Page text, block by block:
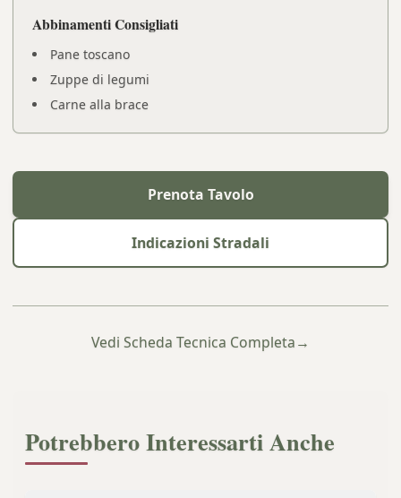
Abbinamenti Consigliati
Pane toscano
Zuppe di legumi
Carne alla brace
Prenota Tavolo
Indicazioni Stradali
Vedi Scheda Tecnica Completa→
Potrebbero Interessarti Anche